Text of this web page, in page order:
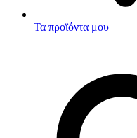
Τα προϊόντα μου